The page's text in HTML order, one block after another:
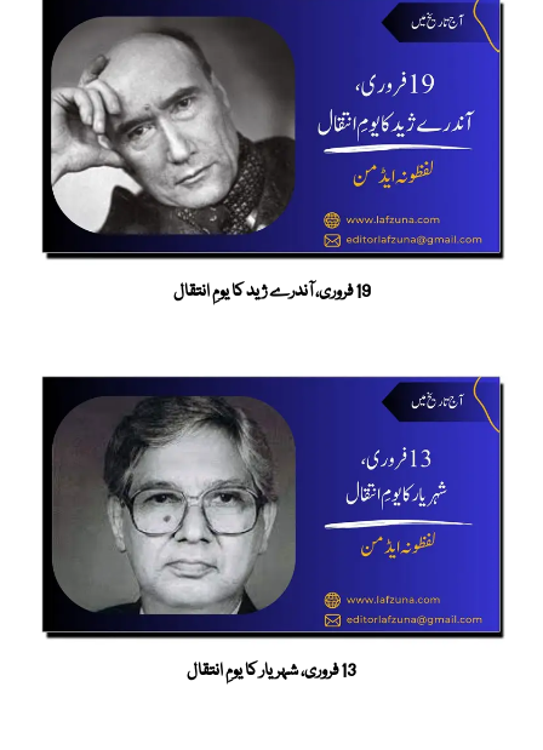
19 فروری، آندرے ژید کا یومِ انتقال
13 فروری، شہریار کا یومِ انتقال